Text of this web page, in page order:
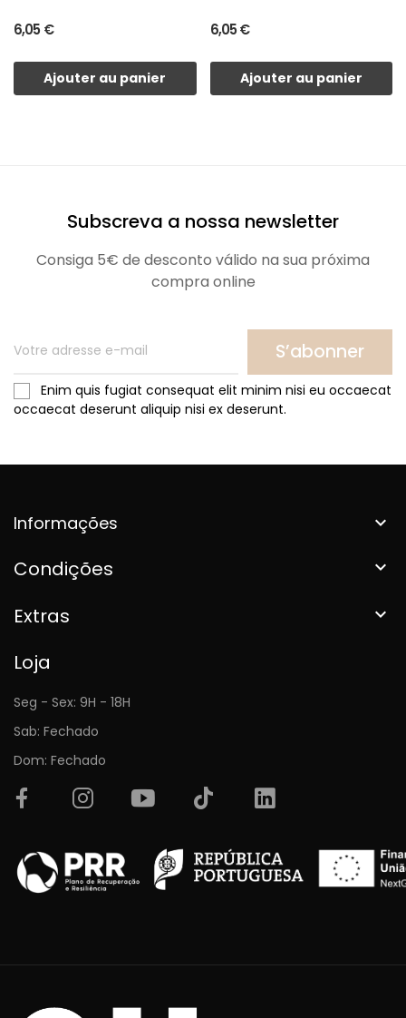
6,05 €
Ajouter au panier
6,05 €
Ajouter au panier
Subscreva a nossa newsletter
Consiga 5€ de desconto válido na sua próxima
compra online
S’abonner
Enim quis fugiat consequat elit minim nisi eu occaecat
occaecat deserunt aliquip nisi ex deserunt.
Informações 
Condições 
Extras 
Loja
Seg - Sex: 9H - 18H
Sab: Fechado
Dom: Fechado